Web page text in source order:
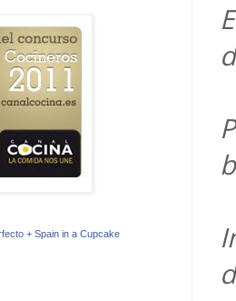
+ Spain in a Cupcake